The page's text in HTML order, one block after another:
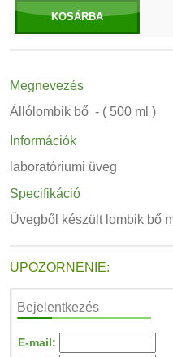
KOSÁRBA
Megnevezés
Állólombik bő - ( 500 ml )
Információk
laboratóriumi üveg
Specifikáció
Üvegből készült lombik bő
UPOZORNENIE:
Bejelentkezés
E-mail: